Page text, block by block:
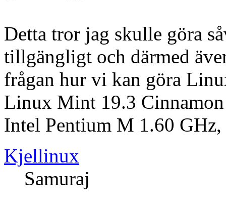
Detta tror jag skulle göra
tillgängligt och därmed
frågan hur vi kan göra
Linux Mint 19.3
Intel Pentium M 1.60
Kjellinux
Samuraj